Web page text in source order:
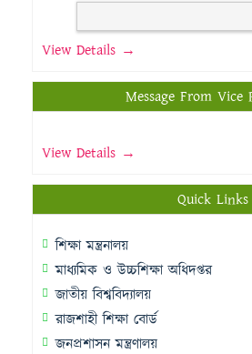
View Details →
Message From Vice
View Details →
Quick Links
শিক্ষা মন্ত্রনালয়
মাধ্যমিক ও উচ্চশিক্ষা অধিদপ্তর
জাতীয় বিশ্ববিদ্যালয়
রাজশাহী শিক্ষা বোর্ড
জনপ্রশাসন মন্ত্রণালয়